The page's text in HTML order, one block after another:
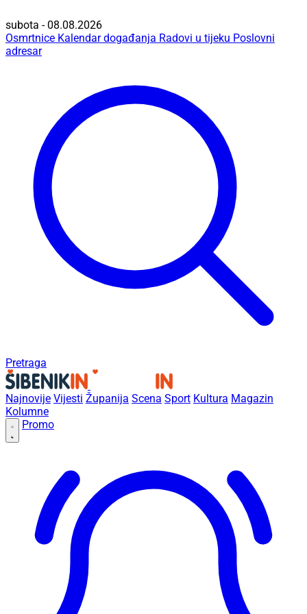
subota - 08.08.2026
Osmrtnice Kalendar događanja Radovi u tijeku Poslovni
adresar
Pretraga
Najnovije Vijesti Županija Scena Sport Kultura Magazin
Kolumne
Promo